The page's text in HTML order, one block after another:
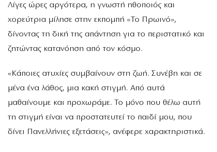
Λίγες ώρες αργότερα, η γνωστή ηθοποιός και
χορεύτρια μίλησε στην εκπομπή «Το Πρωινό»,
δίνοντας τη δική της απάντηση για το περιστατικό και
ζητώντας κατανόηση από τον κόσμο.
«Κάποιες ατυχίες συμβαίνουν στη ζωή. Συνέβη και σε
μένα ένα λάθος, μια κακή στιγμή. Από αυτά
μαθαίνουμε και προχωράμε. Το μόνο που θέλω αυτή
τη στιγμή είναι να προστατευτεί το παιδί μου, που
δίνει Πανελλήνιες εξετάσεις», ανέφερε χαρακτηριστικά.